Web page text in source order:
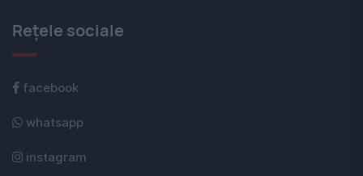
Rețele sociale
facebook
whatsapp
instagram